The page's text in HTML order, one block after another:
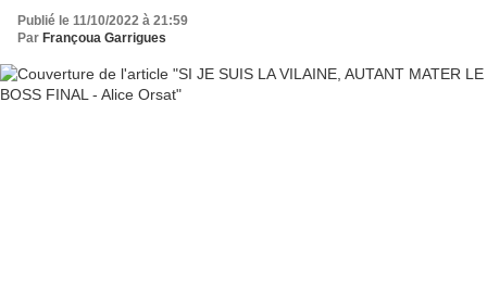
Publié le 11/10/2022 à 21:59
Par Françoua Garrigues